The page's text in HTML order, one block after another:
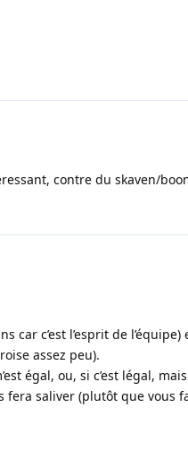
contre du skaven/
c’est l’esprit de l’équipe)
assez peu).
égal, ou, si c’est légal,
fera saliver (plutôt que vous